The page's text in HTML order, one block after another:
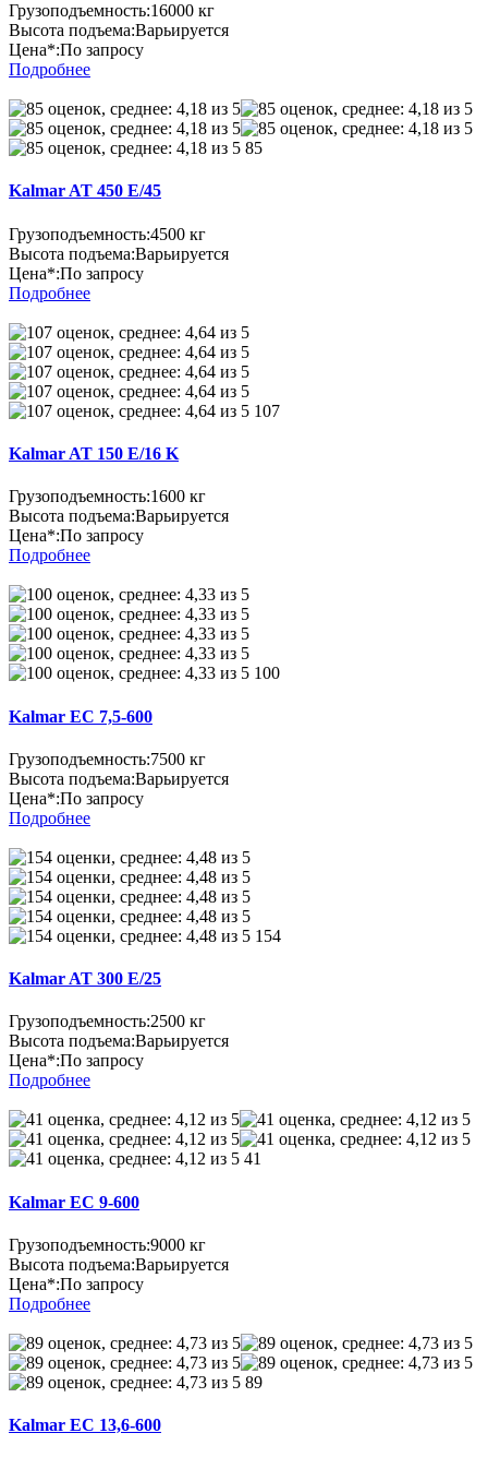
Грузоподъемность:16000 кг
Высота подъема:Варьируется
Цена*:По запросу
Подробнее
85
Kalmar AT 450 E/45
Грузоподъемность:4500 кг
Высота подъема:Варьируется
Цена*:По запросу
Подробнее
107
Kalmar AT 150 E/16 K
Грузоподъемность:1600 кг
Высота подъема:Варьируется
Цена*:По запросу
Подробнее
100
Kalmar EC 7,5-600
Грузоподъемность:7500 кг
Высота подъема:Варьируется
Цена*:По запросу
Подробнее
154
Kalmar AT 300 E/25
Грузоподъемность:2500 кг
Высота подъема:Варьируется
Цена*:По запросу
Подробнее
41
Kalmar EC 9-600
Грузоподъемность:9000 кг
Высота подъема:Варьируется
Цена*:По запросу
Подробнее
89
Kalmar EC 13,6-600